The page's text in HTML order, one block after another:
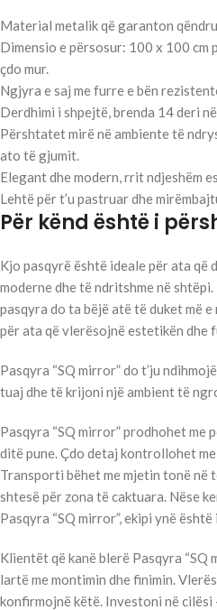
Material metalik që garanton
Dimensio e përsosur: 100 x 100 cm
çdo mur.
Ngjyra e saj me furre e bën
Derdhimi i shpejtë, brenda 14 deri
Përshtatet mirë në ambiente të
ato të gjumit.
Elegant dhe modern, rrit ndjeshëm
Lehtë për t’u pastruar dhe
Për kënd është i
Kjo pasqyrë është ideale për ata që
moderne dhe të ndritshme në
pasqyra do ta bëjë atë të duket më e
për ata që vlerësojnë estetikën dhe
Pasqyra “SQ mirror” do t’ju
tuaj dhe të krijoni një ambient të
Pasqyra “SQ mirror” prodhohet me
ditë pune. Çdo detaj kontrollohet
Transporti bëhet me mjetin tonë në
shtesë për zona të caktuara. Nëse
Pasqyra “SQ mirror”, ekipi ynë
Klientët që kanë blerë Pasqyra
lartë me montimin dhe finimin.
konfirmojnë këtë. Investoni në